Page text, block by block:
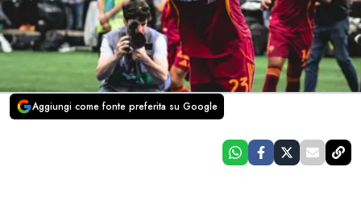
Aggiungi come fonte preferita su Google